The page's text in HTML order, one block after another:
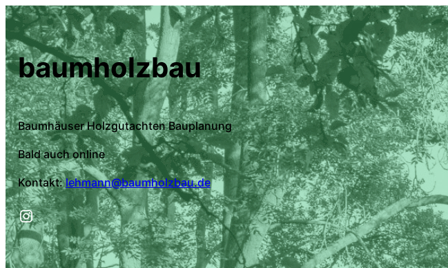
baumholzbau
Baumhäuser Holzgutachten Bauplanung
Bald auch online
Kontakt:lehmann@baumholzbau.de
Instagram